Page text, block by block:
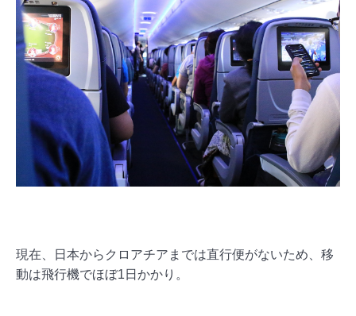
現在、日本からクロアチアまでは直行便がないため、移
動は飛行機でほぼ1日かかり。